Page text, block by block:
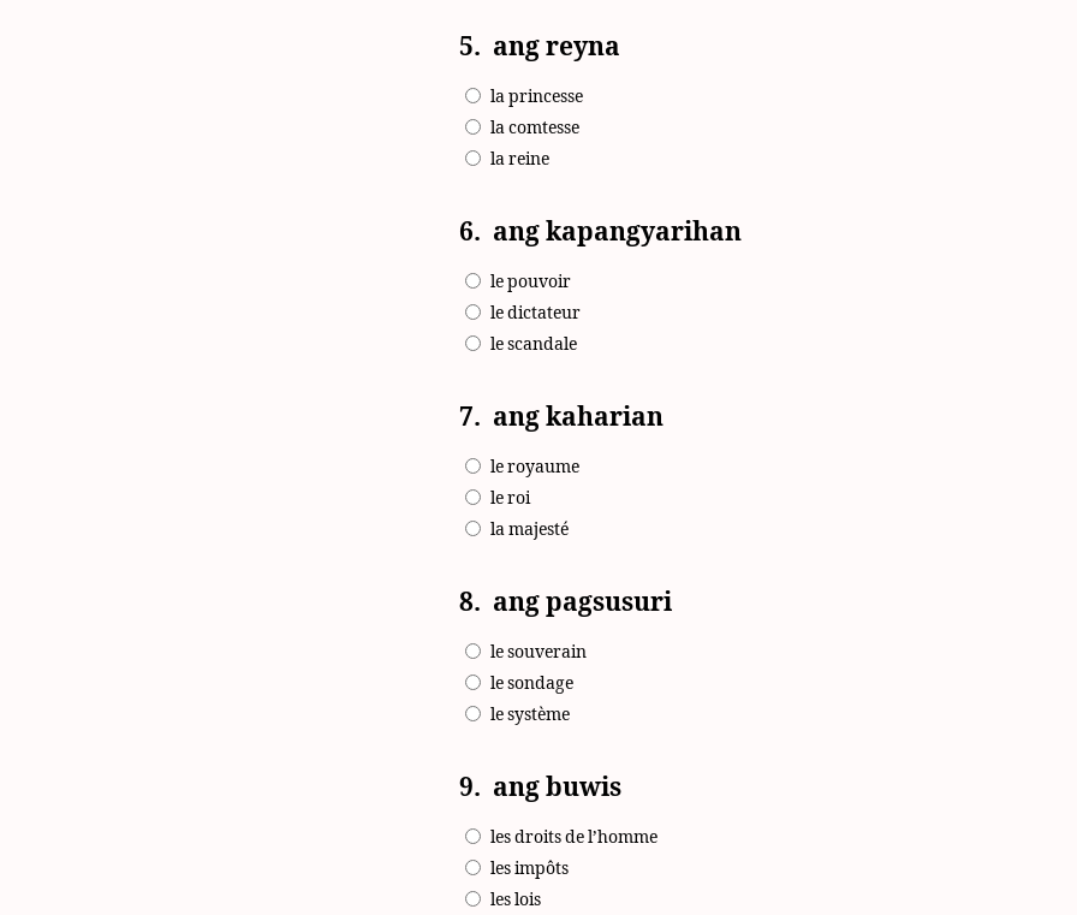
5. ang reyna
la princesse
la comtesse
la reine
6. ang kapangyarihan
le pouvoir
le dictateur
le scandale
7. ang kaharian
le royaume
le roi
la majesté
8. ang pagsusuri
le souverain
le sondage
le système
9. ang buwis
les droits de l’homme
les impôts
les lois